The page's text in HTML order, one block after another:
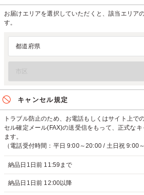
お届けエリアを選択していただくと、該当エリア
す。
キャンセル規定
トラブル防止のため、お電話もしくはサイト上で
セル確定メール(FAX)の送受信をもって、正式な
ます。
（電話受付時間：平日 9:00～20:00 / 土日祝 9:00
納品日1日前 11:59まで
納品日1日前 12:00以降